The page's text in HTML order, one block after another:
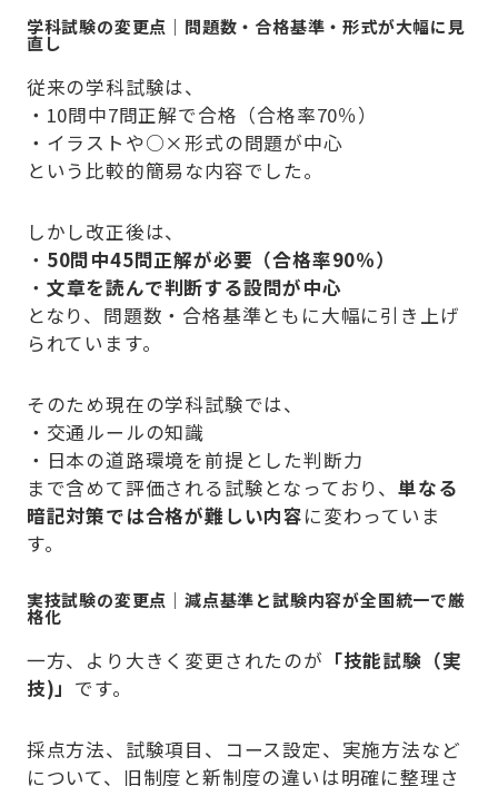
学科試験の変更点｜問題数・合格基準・形式が大幅に見
直し
従来の学科試験は、
・10問中7問正解で合格（合格率70％）
・イラストや○×形式の問題が中心
という比較的簡易な内容でした。
しかし改正後は、
・ 50問中45問正解が必要（合格率90％）
・ 文章を読んで判断する設問が中心
となり、問題数・合格基準ともに大幅に引き上げ
られています。
そのため現在の学科試験では、
・交通ルールの知識
・日本の道路環境を前提とした判断力
まで含めて評価される試験となっており、単なる
暗記対策では合格が難しい内容に変わっていま
す。
実技試験の変更点｜減点基準と試験内容が全国統一で厳
格化
一方、より大きく変更されたのが 「技能試験（実
技)」 です。
採点方法、試験項目、コース設定、実施方法など
について、旧制度と新制度の違いは明確に整理さ